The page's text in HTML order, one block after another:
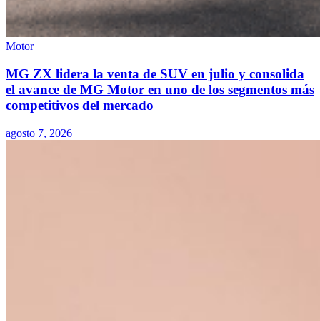
Motor
MG ZX lidera la venta de SUV en julio y consolida
el avance de MG Motor en uno de los segmentos más
competitivos del mercado
agosto 7, 2026